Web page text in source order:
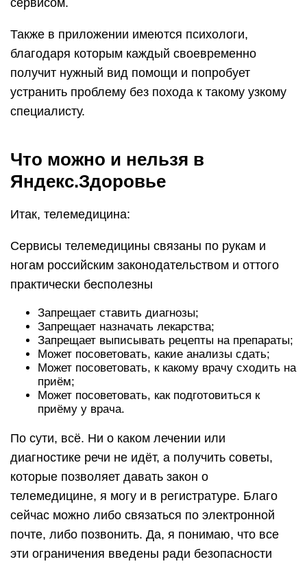
сервисом.
Также в приложении имеются психологи,
благодаря которым каждый своевременно
получит нужный вид помощи и попробует
устранить проблему без похода к такому узкому
специалисту.
Что можно и нельзя в
Яндекс.Здоровье
Итак, телемедицина:
Сервисы телемедицины связаны по рукам и
ногам российским законодательством и оттого
практически бесполезны
Запрещает ставить диагнозы;
Запрещает назначать лекарства;
Запрещает выписывать рецепты на препараты;
Может посоветовать, какие анализы сдать;
Может посоветовать, к какому врачу сходить на
приём;
Может посоветовать, как подготовиться к
приёму у врача.
По сути, всё. Ни о каком лечении или
диагностике речи не идёт, а получить советы,
которые позволяет давать закон о
телемедицине, я могу и в регистратуре. Благо
сейчас можно либо связаться по электронной
почте, либо позвонить. Да, я понимаю, что все
эти ограничения введены ради безопасности